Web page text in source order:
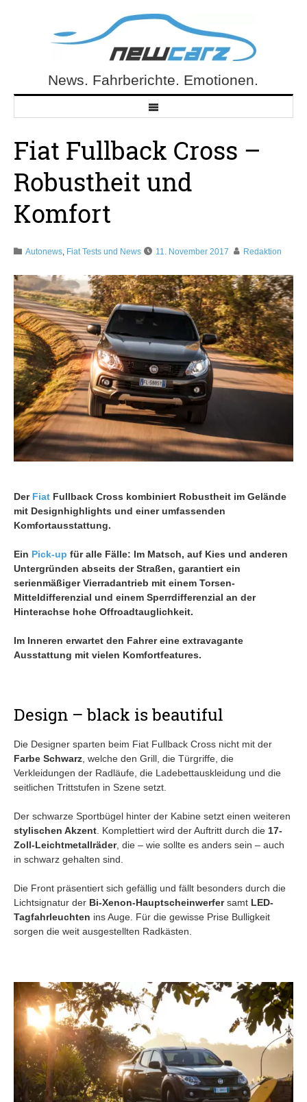
NewCarz.deNews. Fahrberichte. Emotionen.
Fiat Fullback Cross –
Robustheit und
Komfort
Autonews, Fiat Tests und News 11. November 2017 Redaktion
Der Fiat Fullback Cross kombiniert Robustheit im Gelände
mit Designhighlights und einer umfassenden
Komfortausstattung.
Ein Pick-up für alle Fälle: Im Matsch, auf Kies und anderen
Untergründen abseits der Straßen, garantiert ein
serienmäßiger Vierradantrieb mit einem Torsen-
Mitteldifferenzial und einem Sperrdifferenzial an der
Hinterachse hohe Offroadtauglichkeit.
Im Inneren erwartet den Fahrer eine extravagante
Ausstattung mit vielen Komfortfeatures.
Design – black is beautiful
Die Designer sparten beim Fiat Fullback Cross nicht mit der
Farbe Schwarz , welche den Grill, die Türgriffe, die
Verkleidungen der Radläufe, die Ladebettauskleidung und die
seitlichen Trittstufen in Szene setzt.
Der schwarze Sportbügel hinter der Kabine setzt einen weiteren
stylischen Akzent . Komplettiert wird der Auftritt durch die 17-
Zoll-Leichtmetallräder, die – wie sollte es anders sein – auch
in schwarz gehalten sind.
Die Front präsentiert sich gefällig und fällt besonders durch die
Lichtsignatur der Bi-Xenon-Hauptscheinwerfersamt LED-
Tagfahrleuchten ins Auge. Für die gewisse Prise Bulligkeit
sorgen die weit ausgestellten Radkästen.